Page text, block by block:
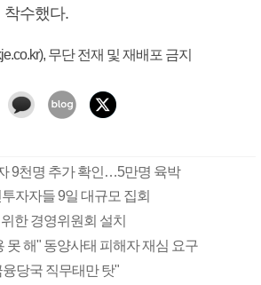
착수했다.
무단 전재 및 재배포 금지
9천명 추가 확인…5만명 육박
자자들 9일 대규모 집회
한 경영위원회 설치
못 해" 동양사태 피해자 재심 요구
당국 직무태만 탓"